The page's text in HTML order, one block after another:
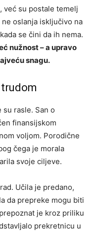
već su postale temelj
oslanja isključivo na
se čini da ih nema.
nužnost – a upravo
snagu.
rasle. San o
finansijskom
voljom. Porodične
čega je morala
svoje ciljeve.
Učila je predano,
da prepreke mogu biti
je kroz priliku
prekretnicu u